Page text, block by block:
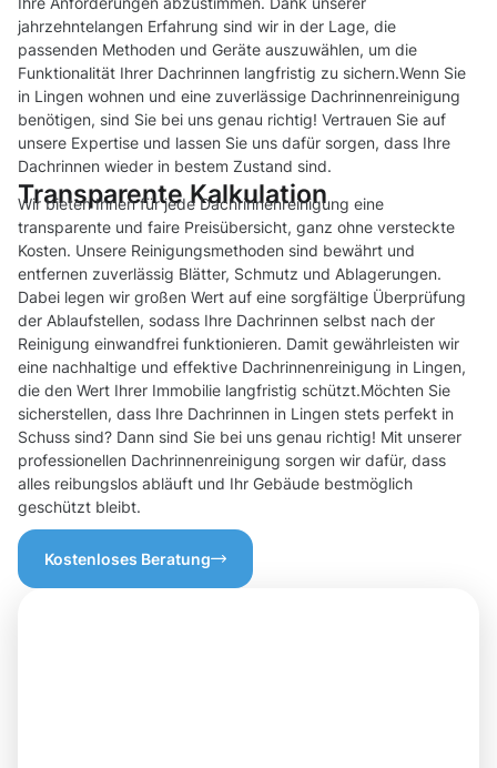
jahrzehntelangen Erfahrung sind wir in der Lage, die
passenden Methoden und Geräte auszuwählen, um die
Funktionalität Ihrer Dachrinnen langfristig zu sichern.Wenn Sie
in Lingen wohnen und eine zuverlässige Dachrinnenreinigung
benötigen, sind Sie bei uns genau richtig! Vertrauen Sie auf
unsere Expertise und lassen Sie uns dafür sorgen, dass Ihre
Dachrinnen wieder in bestem Zustand sind.
Transparente Kalkulation
Wir bieten Ihnen für jede Dachrinnenreinigung eine
transparente und faire Preisübersicht, ganz ohne versteckte
Kosten. Unsere Reinigungsmethoden sind bewährt und
entfernen zuverlässig Blätter, Schmutz und Ablagerungen.
Dabei legen wir großen Wert auf eine sorgfältige Überprüfung
der Ablaufstellen, sodass Ihre Dachrinnen selbst nach der
Reinigung einwandfrei funktionieren. Damit gewährleisten wir
eine nachhaltige und effektive Dachrinnenreinigung in Lingen,
die den Wert Ihrer Immobilie langfristig schützt.Möchten Sie
sicherstellen, dass Ihre Dachrinnen in Lingen stets perfekt in
Schuss sind? Dann sind Sie bei uns genau richtig! Mit unserer
professionellen Dachrinnenreinigung sorgen wir dafür, dass
alles reibungslos abläuft und Ihr Gebäude bestmöglich
geschützt bleibt.
Kostenloses Beratung